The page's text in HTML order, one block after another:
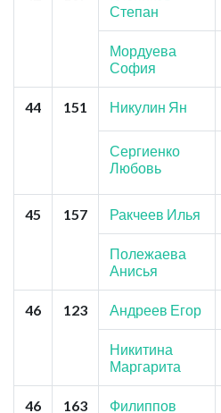
Степан
Мордуева
София
44 151 Никулин Ян
Сергиенко
Любовь
45 157 Ракчеев Илья
Полежаева
Анисья
46 123 Андреев Егор
Никитина
Маргарита
46 163
Филиппов